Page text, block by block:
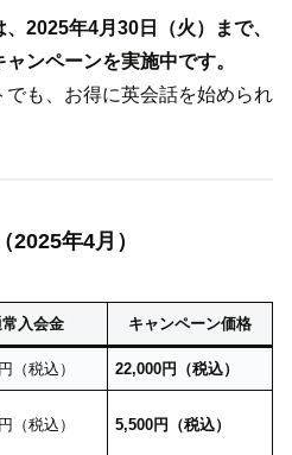
2025年4月30日（火）まで、
ンペーンを実施中です。
も、お得に英会話を始められ
2025年4月）
入会金 キャンペーン価格
（税込） 22,000円（税込）
（税込） 5,500円（税込）